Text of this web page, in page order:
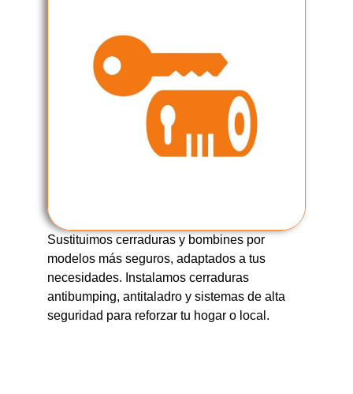
Sustituimos cerraduras y bombines por
modelos más seguros, adaptados a tus
necesidades. Instalamos cerraduras
antibumping, antitaladro y sistemas de alta
seguridad para reforzar tu hogar o local.